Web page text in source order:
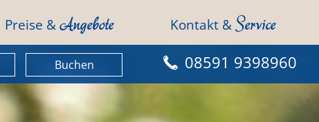
Preise &Angebote Kontakt &Service
Buchen 08591 9398960